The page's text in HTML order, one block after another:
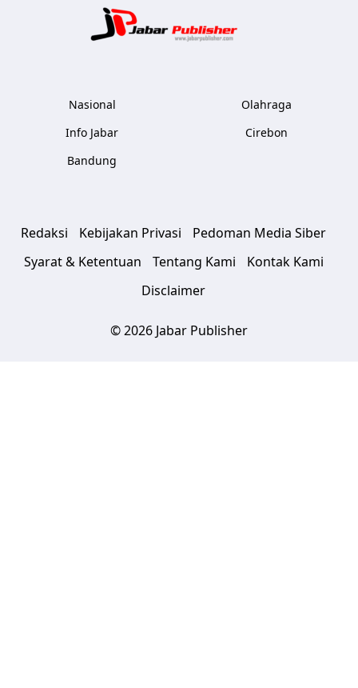
Nasional
Info Jabar
Bandung
Olahraga
Cirebon
Redaksi Kebijakan Privasi
Pedoman Media Siber
Syarat & Ketentuan
Tentang Kami
Kontak Kami
Disclaimer
© 2026 Jabar Publisher